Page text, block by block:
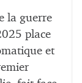
la guerre
place
et